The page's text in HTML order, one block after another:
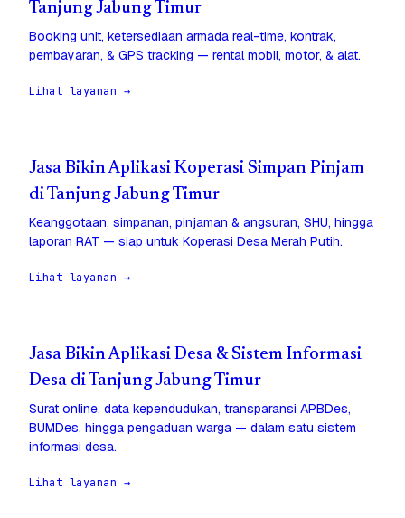
Tanjung Jabung Timur
Booking unit, ketersediaan armada real-time, kontrak,
pembayaran, & GPS tracking — rental mobil, motor, & alat.
Lihat layanan →
Jasa Bikin Aplikasi Koperasi Simpan Pinjam
di Tanjung Jabung Timur
Keanggotaan, simpanan, pinjaman & angsuran, SHU, hingga
laporan RAT — siap untuk Koperasi Desa Merah Putih.
Lihat layanan →
Jasa Bikin Aplikasi Desa & Sistem Informasi
Desa di Tanjung Jabung Timur
Surat online, data kependudukan, transparansi APBDes,
BUMDes, hingga pengaduan warga — dalam satu sistem
informasi desa.
Lihat layanan →